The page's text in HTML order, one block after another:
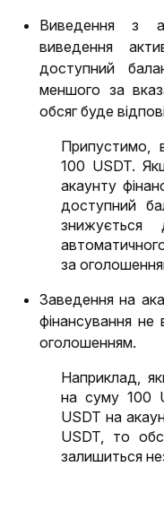
Виведення з
виведення
доступний
меншого за
обсяг буде
Припустимо,
100 USDT.
акаунту
доступний
за
Заведення на
фінансування не
оголошенням.
Наприклад,
на суму 100
USDT на
USDT, то
залишиться